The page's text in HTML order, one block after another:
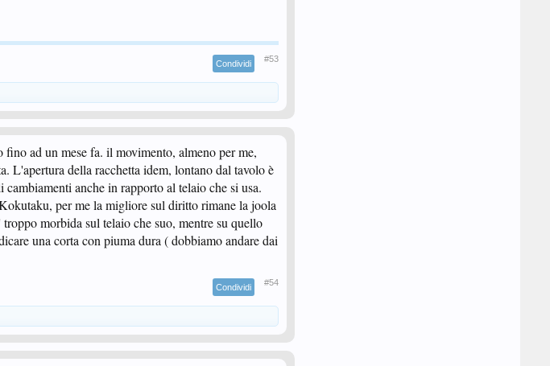
Condividi #53
ad un mese fa. il movimento, almeno per me,
L'apertura della racchetta idem, lontano dal tavolo è
anche in rapporto al telaio che si usa.
per me la migliore sul diritto rimane la joola
morbida sul telaio che suo, mentre su quello
una corta con piuma dura ( dobbiamo andare dai
Condividi #54